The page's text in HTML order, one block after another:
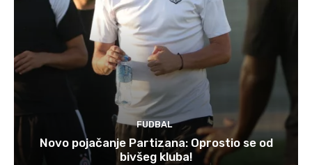
FUDBAL
Novo pojačanje Partizana: Oprostio se od
bivšeg kluba!